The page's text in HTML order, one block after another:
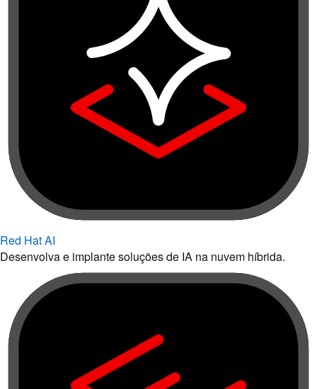
Red Hat AI
Desenvolva e implante soluções de IA na nuvem híbrida.